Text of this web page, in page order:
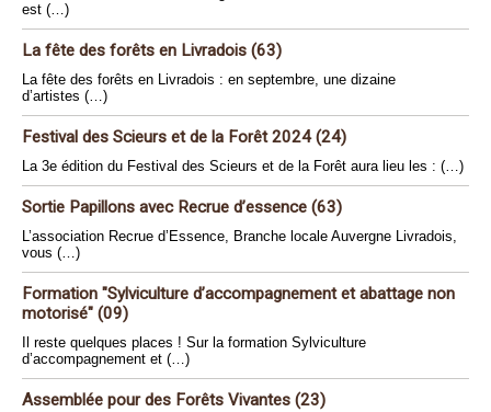
est (…)
La fête des forêts en Livradois (63)
La fête des forêts en Livradois : en septembre, une dizaine
d’artistes (…)
Festival des Scieurs et de la Forêt 2024 (24)
La 3e édition du Festival des Scieurs et de la Forêt aura lieu les : (…)
Sortie Papillons avec Recrue d’essence (63)
L’association Recrue d’Essence, Branche locale Auvergne Livradois,
vous (…)
Formation "Sylviculture d’accompagnement et abattage non
motorisé" (09)
Il reste quelques places ! Sur la formation Sylviculture
d’accompagnement et (…)
Assemblée pour des Forêts Vivantes (23)